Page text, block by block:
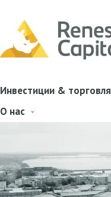
Инвестиции & торговля
О нас